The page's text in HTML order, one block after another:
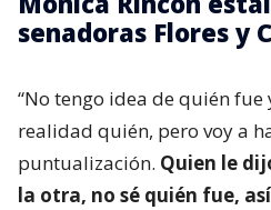
senadoras Flores y
“No tengo idea de quién fue
realidad quién, pero voy a
puntualización. Quien le
la otra, no sé quién fue,